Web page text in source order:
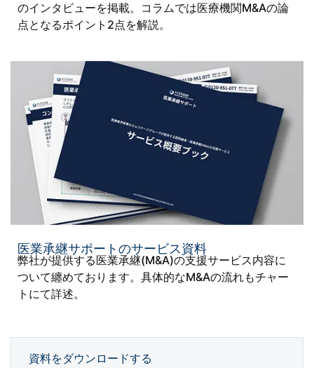
のインタビューを掲載。コラムでは医療機関M&Aの論
点となるポイント2点を解説。
医業承継サポートのサービス資料
弊社が提供する医業承継(M&A)の支援サービス内容に
ついて纏めております。具体的なM&Aの流れもチャー
トにて詳述。
資料をダウンロードする